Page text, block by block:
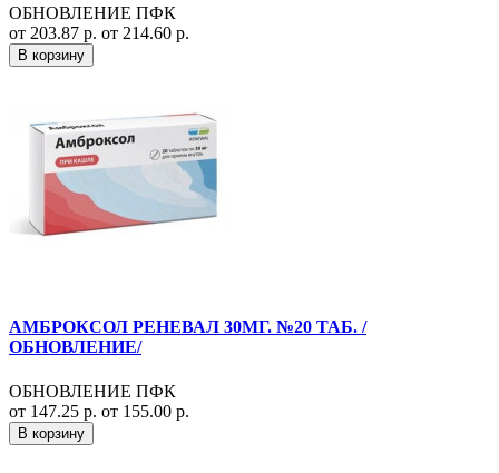
ОБНОВЛЕНИЕ ПФК
от 203.87 р. от 214.60 р.
В корзину
АМБРОКСОЛ РЕНЕВАЛ 30МГ. №20 ТАБ. /
ОБНОВЛЕНИЕ/
ОБНОВЛЕНИЕ ПФК
от 147.25 р. от 155.00 р.
В корзину